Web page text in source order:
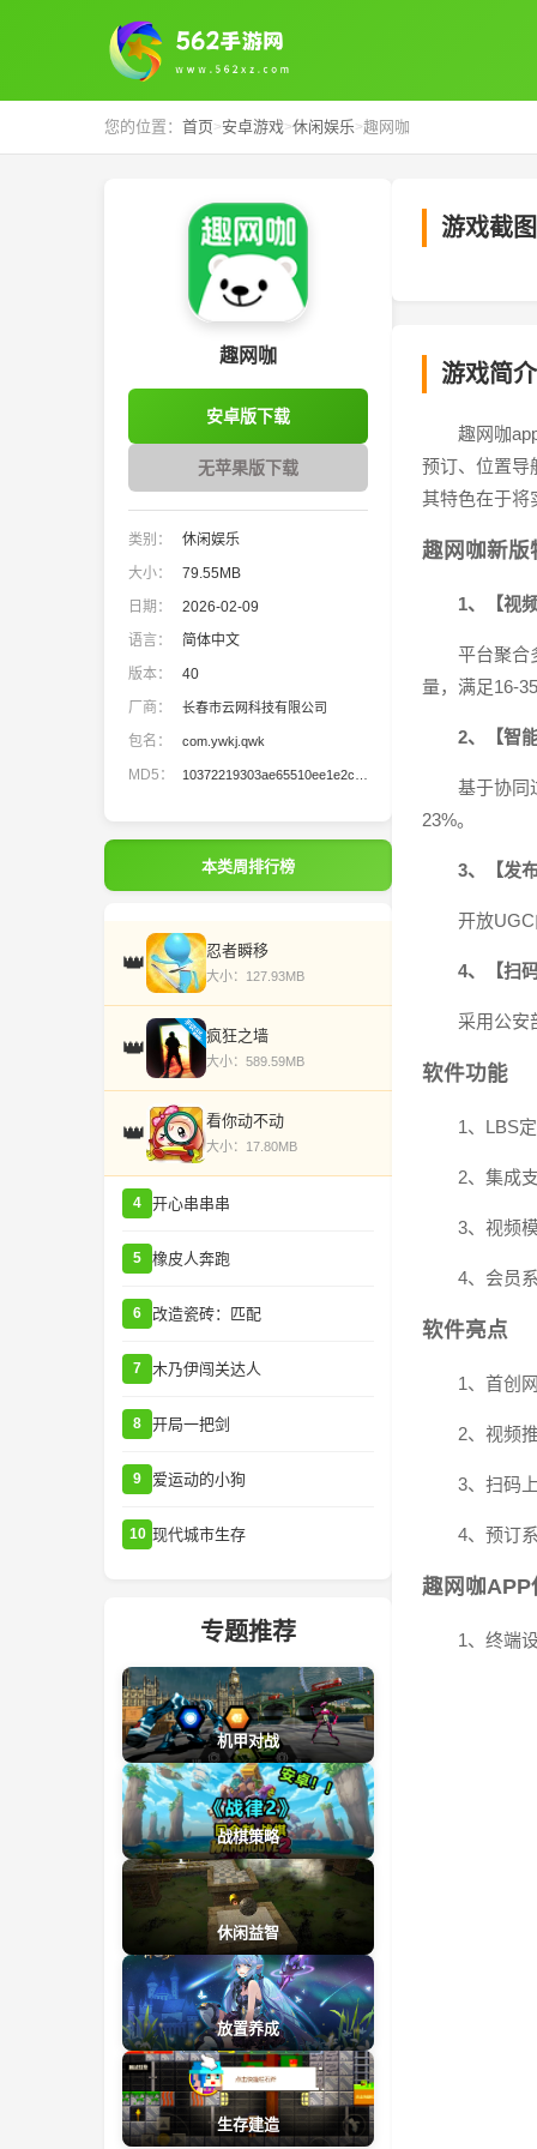
您的位置： 首页>安卓游戏>休闲娱乐>趣网咖
趣网咖
安卓版下载
无苹果版下载
类别：
休闲娱乐
大小：
79.55MB
日期：
2026-02-09
语言：
简体中文
版本：
40
厂商：
长春市云网科技有限公司
包名： com.ywkj.qwk
MD5：
本类周排行榜
👑 忍者瞬移
大小：127.93MB
👑 疯狂之墙
大小：589.59MB
👑 看你动不动
大小：17.80MB
4 开心串串串
5 橡皮人奔跑
6 改造瓷砖：匹配
7 木乃伊闯关达人
8 开局一把剑
9 爱运动的小狗
10 现代城市生存
专题推荐
机甲对战
战棋策略
休闲益智
放置养成
生存建造
游戏截图
游戏简介
趣网咖
预订、位置导
其特色在于将
趣网咖新版
1、【视
平台聚合
量，满足16-
2、【智
基于协同
23%。
3、【发
开放
4、【扫
采用公安
软件功能
1、LBS
2、集成
3、视频
4、会员
软件亮点
1、首创
2、视频
3、扫码
4、预订
趣网咖APP
1、终端